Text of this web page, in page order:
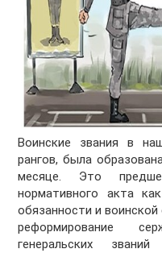
Воинские звания в
рангов, была
месяце. Это
нормативного акта
обязанности и
реформирование
генеральских